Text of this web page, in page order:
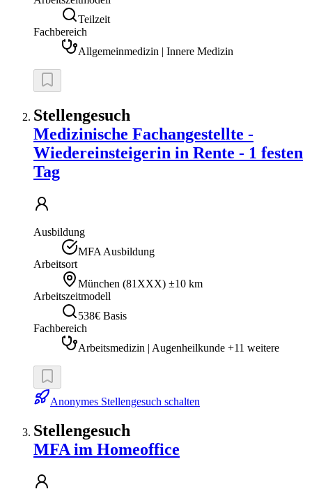
Teilzeit
Fachbereich
Allgemeinmedizin | Innere Medizin
Stellengesuch
Medizinische Fachangestellte -
Wiedereinsteigerin in Rente - 1 festen
Tag
Ausbildung
MFA Ausbildung
Arbeitsort
München (81XXX) ±10 km
Arbeitszeitmodell
538€ Basis
Fachbereich
Arbeitsmedizin | Augenheilkunde +11 weitere
Anonymes Stellengesuch schalten
Stellengesuch
MFA im Homeoffice